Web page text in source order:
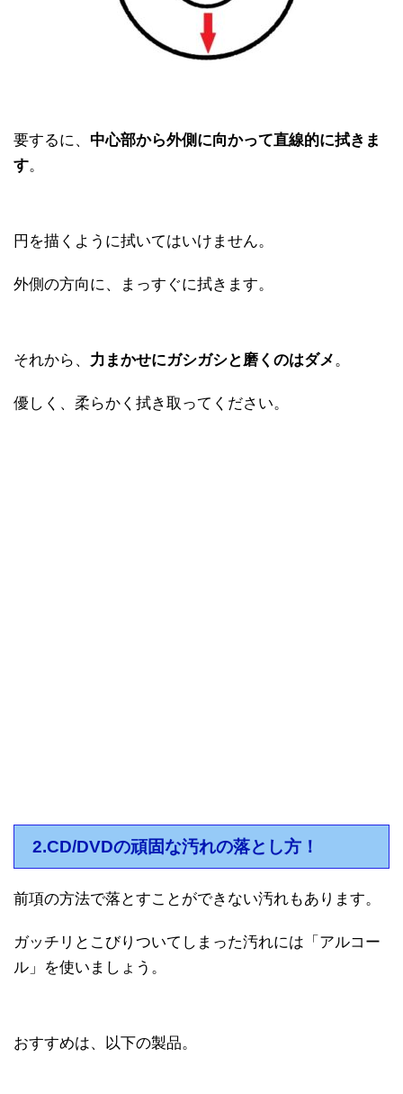
要するに、 中心部から外側に向かって直線的に拭きま
す。
円を描くように拭いてはいけません。
外側の方向に、まっすぐに拭きます。
それから、 力まかせにガシガシと磨くのはダメ。
優しく、柔らかく拭き取ってください。
2.CD/DVDの頑固な汚れの落とし方！
前項の方法で落とすことができない汚れもあります。
ガッチリとこびりついてしまった汚れには「アルコー
ル」を使いましょう。
おすすめは、以下の製品。